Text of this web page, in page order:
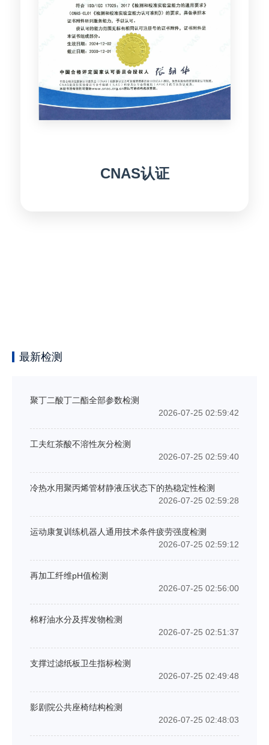
CNAS认证
最新检测
聚丁二酸丁二酯全部参数检测
2026-07-25 02:59:42
工夫红茶酸不溶性灰分检测
2026-07-25 02:59:40
冷热水用聚丙烯管材静液压状态下的热稳定性检测
2026-07-25 02:59:28
运动康复训练机器人通用技术条件疲劳强度检测
2026-07-25 02:59:12
再加工纤维pH值检测
2026-07-25 02:56:00
棉籽油水分及挥发物检测
2026-07-25 02:51:37
支撑过滤纸板卫生指标检测
2026-07-25 02:49:48
影剧院公共座椅结构检测
2026-07-25 02:48:03